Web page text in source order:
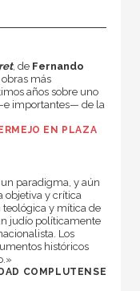
, de Fernando
más
años sobre uno
importantes— de la
EN PLAZA
paradigma, y aún
objetiva y crítica
y mítica de
judío políticamente
Los
históricos
COMPLUTENSE